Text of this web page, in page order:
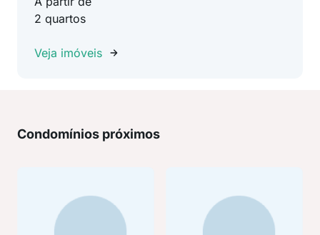
2 quartos
Veja imóveis
Condomínios próximos